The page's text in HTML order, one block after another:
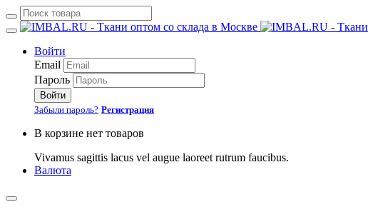
Войти
Email
Пароль
Войти
Забыли пароль? Регистрация
В корзине нет товаров
Vivamus sagittis lacus vel augue laoreet rutrum faucibus.
Валюта